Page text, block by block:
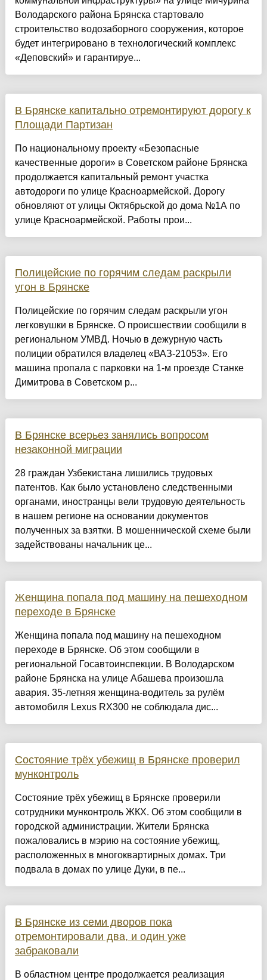
Володарского района Брянска стартовало
строительство водозаборного сооружения, которое
будет интегрировано в технологический комплекс
«Деповский» и гарантируе...
В Брянске капитально отремонтируют дорогу к
Площади Партизан
По национальному проекту «Безопасные
качественные дороги» в Советском районе Брянска
продолжается капитальный ремонт участка
автодороги по улице Красноармейской. Дорогу
обновляют от улицы Октябрьской до дома №1А по
улице Красноармейской. Работы прои...
Полицейские по горячим следам раскрыли
угон в Брянске
Полицейские по горячим следам раскрыли угон
легковушки в Брянске. О происшествии сообщили в
региональном УМВД. Ночью в дежурную часть
полиции обратился владелец «ВАЗ-21053». Его
машина пропала с парковки на 1-м проезде Станке
Димитрова в Советском р...
В Брянске всерьез занялись вопросом
незаконной миграции
28 граждан Узбекистана лишились трудовых
патентов. Как было установлено следственными
органами, иностранцы вели трудовую деятельность
в нашем регионе на основании документов
полученных за взятки. В мошеннической схеме были
задействованы начальник це...
Женщина попала под машину на пешеходном
переходе в Брянске
Женщина попала под машину на пешеходном
переходе в Брянске. Об этом сообщили в
региональной Госавтоинспекции. В Володарском
районе Брянска на улице Абашева произошла
авария. 35-летняя женщина-водитель за рулём
автомобиля Lexus RX300 не соблюдала дис...
Состояние трёх убежищ в Брянске проверил
мунконтроль
Состояние трёх убежищ в Брянске проверили
сотрудники мунконтроль ЖКХ. Об этом сообщили в
городской администрации. Жители Брянска
пожаловались в мэрию на состояние убежищ,
расположенных в многоквартирных домах. Три
подвала в домах по улице Дуки, в пе...
В Брянске из семи дворов пока
отремонтировали два, и один уже
забраковали
В областном центре продолжается реализация